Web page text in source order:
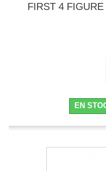
FIRST 4
EN